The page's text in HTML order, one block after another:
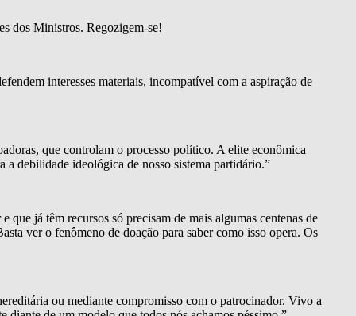
dos Ministros. Regozigem-se!
interesses materiais, incompatível com a aspiração de
que controlam o processo político. A elite econômica
a debilidade ideológica de nosso sistema partidário.”
já têm recursos só precisam de mais algumas centenas de
ver o fenômeno de doação para saber como isso opera. Os
ou mediante compromisso com o patrocinador. Vivo a